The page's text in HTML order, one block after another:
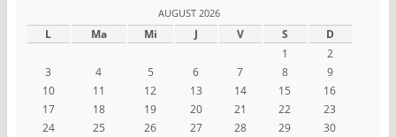
AUGUST 2026
L Ma Mi J V S D
1
2
3
4 5 6 7 8
9
10
11 12 13 14 15
16
17
18 19 20 21 22
23
24
25 26 27 28 29
30